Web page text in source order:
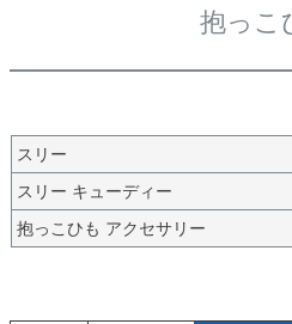
抱っこ
スリー
スリー キューディー
抱っこひも アクセサリー